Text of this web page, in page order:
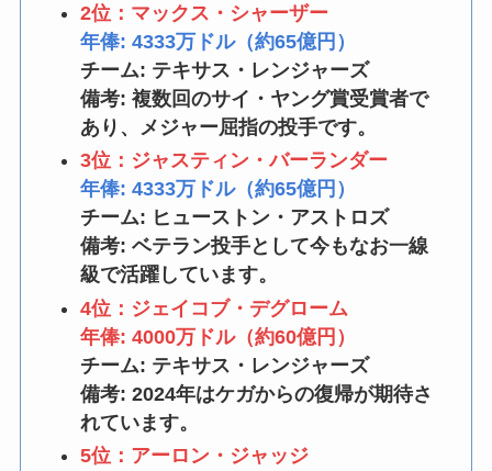
2位：マックス・シャーザー
年俸: 4333万ドル（約65億円）
チーム: テキサス・レンジャーズ
備考: 複数回のサイ・ヤング賞受賞者で
あり、メジャー屈指の投手です。
3位：ジャスティン・バーランダー
年俸: 4333万ドル（約65億円）
チーム: ヒューストン・アストロズ
備考: ベテラン投手として今もなお一線
級で活躍しています。
4位：ジェイコブ・デグローム
年俸: 4000万ドル（約60億円）
チーム: テキサス・レンジャーズ
備考: 2024年はケガからの復帰が期待さ
れています。
5位：アーロン・ジャッジ